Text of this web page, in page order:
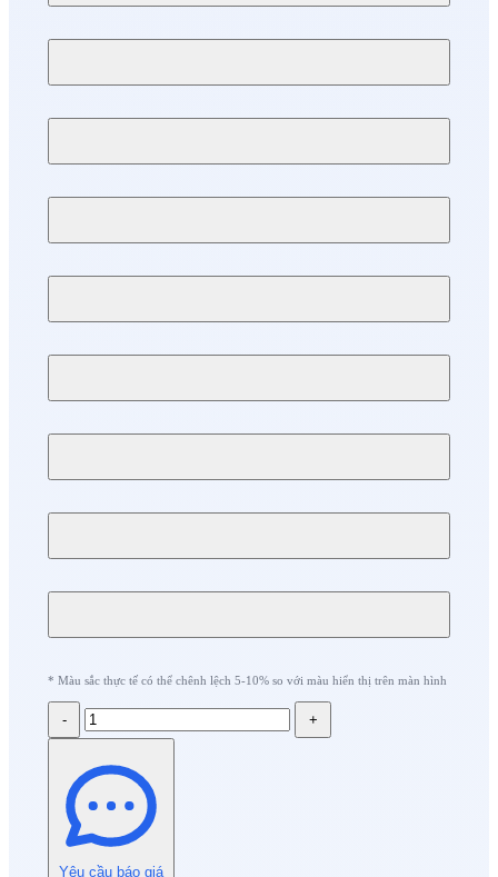
* Màu sắc thực tế có thể chênh lệch 5-10% so với màu hiển thị trên màn hình
- +
Yêu cầu báo giá